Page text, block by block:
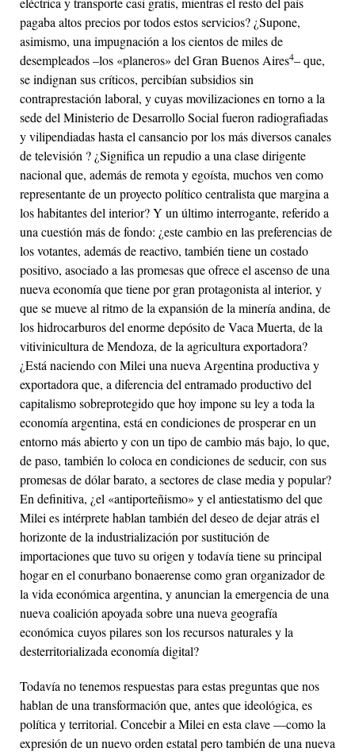
pagaba altos precios por todos estos servicios? ¿Supone,
asimismo, una impugnación a los cientos de miles de
desempleados –los «planeros» del Gran Buenos Aires4– que,
se indignan sus críticos, percibían subsidios sin
contraprestación laboral, y cuyas movilizaciones en torno a la
sede del Ministerio de Desarrollo Social fueron radiografiadas
y vilipendiadas hasta el cansancio por los más diversos canales
de televisión ? ¿Significa un repudio a una clase dirigente
nacional que, además de remota y egoísta, muchos ven como
representante de un proyecto político centralista que margina a
los habitantes del interior? Y un último interrogante, referido a
una cuestión más de fondo: ¿este cambio en las preferencias de
los votantes, además de reactivo, también tiene un costado
positivo, asociado a las promesas que ofrece el ascenso de una
nueva economía que tiene por gran protagonista al interior, y
que se mueve al ritmo de la expansión de la minería andina, de
los hidrocarburos del enorme depósito de Vaca Muerta, de la
vitivinicultura de Mendoza, de la agricultura exportadora?
¿Está naciendo con Milei una nueva Argentina productiva y
exportadora que, a diferencia del entramado productivo del
capitalismo sobreprotegido que hoy impone su ley a toda la
economía argentina, está en condiciones de prosperar en un
entorno más abierto y con un tipo de cambio más bajo, lo que,
de paso, también lo coloca en condiciones de seducir, con sus
promesas de dólar barato, a sectores de clase media y popular?
En definitiva, ¿el «antiporteñismo» y el antiestatismo del que
Milei es intérprete hablan también del deseo de dejar atrás el
horizonte de la industrialización por sustitución de
importaciones que tuvo su origen y todavía tiene su principal
hogar en el conurbano bonaerense como gran organizador de
la vida económica argentina, y anuncian la emergencia de una
nueva coalición apoyada sobre una nueva geografía
económica cuyos pilares son los recursos naturales y la
desterritorializada economía digital?
Todavía no tenemos respuestas para estas preguntas que nos
hablan de una transformación que, antes que ideológica, es
política y territorial. Concebir a Milei en esta clave —como la
expresión de un nuevo orden estatal pero también de una nueva